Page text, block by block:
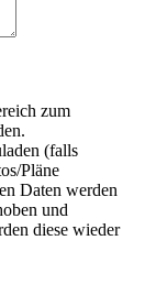
zum
(falls
Pläne
Daten werden
und
diese wieder